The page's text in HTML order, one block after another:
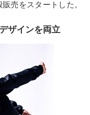
売をスタートした。
ザインを両立